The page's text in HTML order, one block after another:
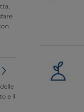
e il